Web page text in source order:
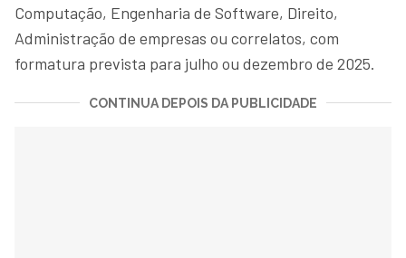
Computação, Engenharia de Software, Direito,
Administração de empresas ou correlatos, com
formatura prevista para julho ou dezembro de 2025.
CONTINUA DEPOIS DA PUBLICIDADE